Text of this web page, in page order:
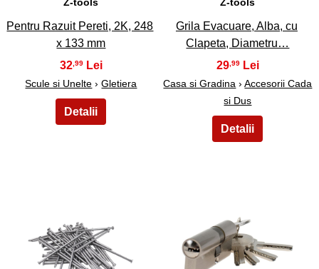
Pentru Razuit Pereti, 2K, 248
x 133 mm
32,99
Scule si Unelte ›Gletiera
Grila Evacuare, Alba, cu
Clapeta, Diametru…
29,99
Casa si Gradina ›Accesorii Cada
si Dus
13 14